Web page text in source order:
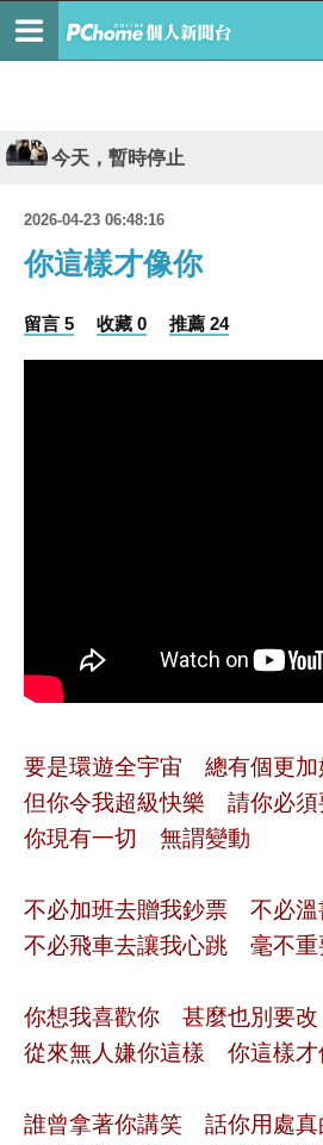
今天，暫時停止
2026-04-23 06:48:16
你這樣才像你
留言 5 收藏 0 推薦 24
要是環遊全宇宙 總有個更加
但你令我超級快樂 請你必須
你現有一切 無謂變動
不必加班去贈我鈔票 不必溫
不必飛車去讓我心跳 毫不重
你想我喜歡你 甚麼也別要改
從來無人嫌你這樣 你這樣才
誰曾拿著你講笑 話你用處真